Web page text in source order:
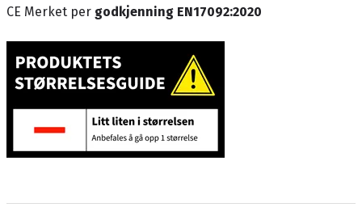
CE Merket per godkjenning EN17092:2020